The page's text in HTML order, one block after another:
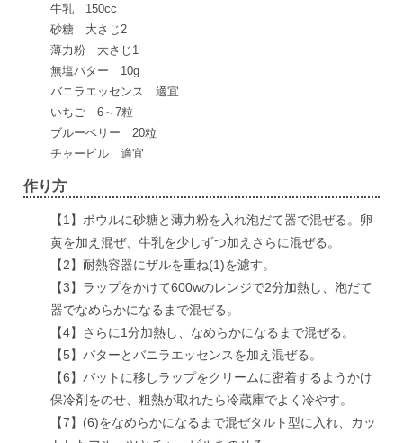
牛乳 150cc
砂糖 大さじ2
薄力粉 大さじ1
無塩バター 10g
バニラエッセンス 適宜
いちご 6～7粒
ブルーベリー 20粒
チャービル 適宜
作り方
【1】ボウルに砂糖と薄力粉を入れ泡だて器で混ぜる。卵
黄を加え混ぜ、牛乳を少しずつ加えさらに混ぜる。
【2】耐熱容器にザルを重ね(1)を濾す。
【3】ラップをかけて600wのレンジで2分加熱し、泡だて
器でなめらかになるまで混ぜる。
【4】さらに1分加熱し、なめらかになるまで混ぜる。
【5】バターとバニラエッセンスを加え混ぜる。
【6】バットに移しラップをクリームに密着するようかけ
保冷剤をのせ、粗熱が取れたら冷蔵庫でよく冷やす。
【7】(6)をなめらかになるまで混ぜタルト型に入れ、カッ